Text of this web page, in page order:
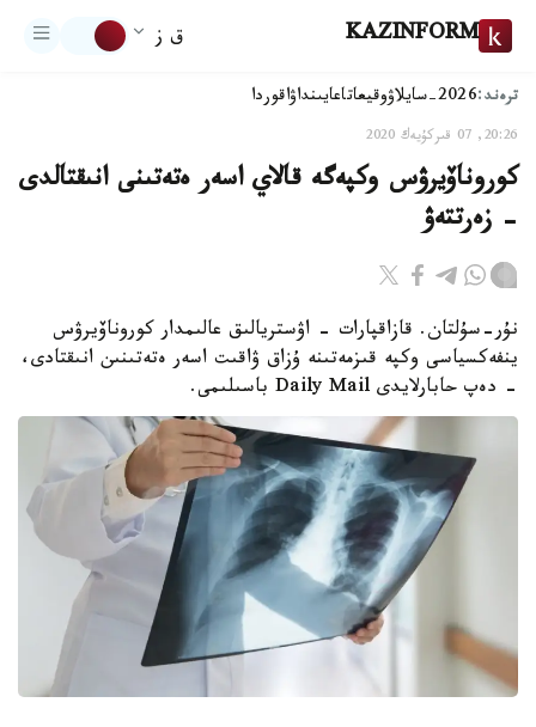
KAZINFORM ق ز
ترەند:2026-سايلاۋ وقيعاتاعايىنداۋاقوردا
20:26, 07 قىركۇيەك 2020
كوروناۆيرۋس وكپەگە قالاي اسەر ەتەتىنى انىقتالدى
- زەرتتەۋ
نۇر-سۇلتان. قازاقپارات - اۋستريالىق عالىمدار كوروناۆيرۋس
ينفەكسياسى وكپە قىزمەتىنە ۇزاق ۋاقىت اسەر ەتەتىنىن انىقتادى،
- دەپ حابارلايدى Daily Mail باسىلىمى.